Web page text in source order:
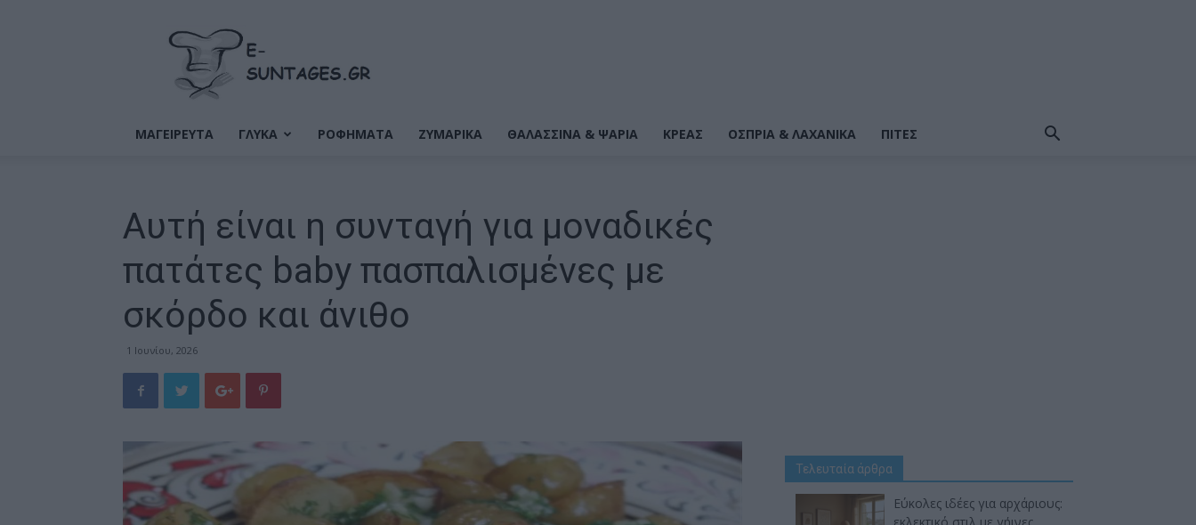
Ε-
Συνταγές
ΜΑΓΕΙΡΕΥΤΑ ΓΛΥΚΑ ΡΟΦΗΜΑΤΑ ΖΥΜΑΡΙΚΆ ΘΑΛΑΣΣΙΝΆ & ΨΆΡΙΑ ΚΡΕΑΣ ΌΣΠΡΙΑ & ΛΑΧΑΝΙΚΆ ΠΙΤΕΣ
Αυτή είναι η συνταγή για μοναδικές
πατάτες baby πασπαλισμένες με
σκόρδο και άνιθο
1 Ιουνίου, 2026
Τελευταία άρθρα
Εύκολες ιδέες για αρχάριους: